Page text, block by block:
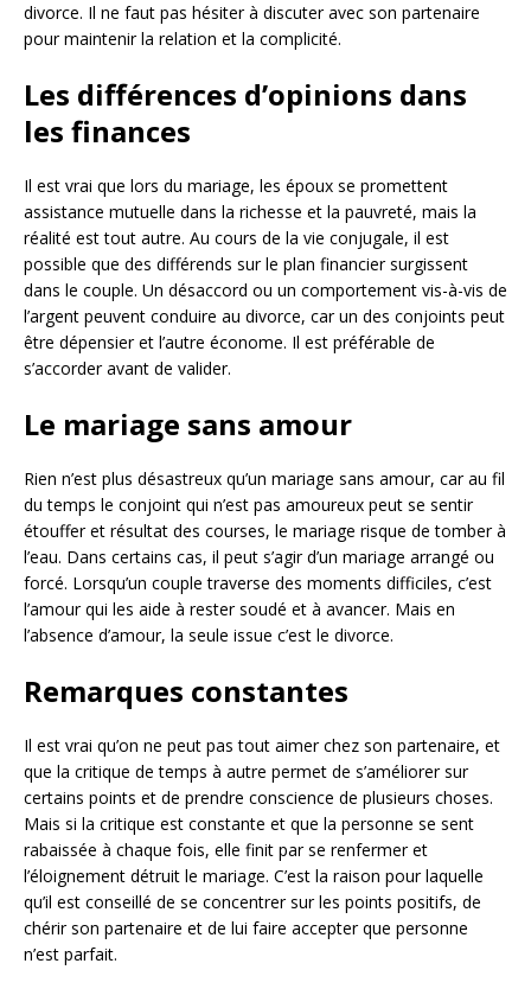
divorce. Il ne faut pas hésiter à discuter avec son partenaire
pour maintenir la relation et la complicité.
Les différences d’opinions dans
les finances
Il est vrai que lors du mariage, les époux se promettent
assistance mutuelle dans la richesse et la pauvreté, mais la
réalité est tout autre. Au cours de la vie conjugale, il est
possible que des différends sur le plan financier surgissent
dans le couple. Un désaccord ou un comportement vis-à-vis de
l’argent peuvent conduire au divorce, car un des conjoints peut
être dépensier et l’autre économe. Il est préférable de
s’accorder avant de valider.
Le mariage sans amour
Rien n’est plus désastreux qu’un mariage sans amour, car au fil
du temps le conjoint qui n’est pas amoureux peut se sentir
étouffer et résultat des courses, le mariage risque de tomber à
l’eau. Dans certains cas, il peut s’agir d’un mariage arrangé ou
forcé. Lorsqu’un couple traverse des moments difficiles, c’est
l’amour qui les aide à rester soudé et à avancer. Mais en
l’absence d’amour, la seule issue c’est le divorce.
Remarques constantes
Il est vrai qu’on ne peut pas tout aimer chez son partenaire, et
que la critique de temps à autre permet de s’améliorer sur
certains points et de prendre conscience de plusieurs choses.
Mais si la critique est constante et que la personne se sent
rabaissée à chaque fois, elle finit par se renfermer et
l’éloignement détruit le mariage. C’est la raison pour laquelle
qu’il est conseillé de se concentrer sur les points positifs, de
chérir son partenaire et de lui faire accepter que personne
n’est parfait.